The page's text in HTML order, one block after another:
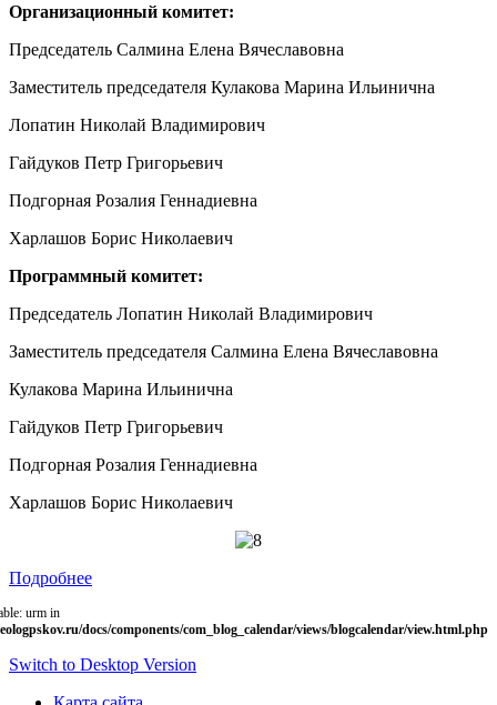
Организационный комитет:
Председатель Салмина Елена Вячеславовна
Заместитель председателя Кулакова Марина Ильинична
Лопатин Николай Владимирович
Гайдуков Петр Григорьевич
Подгорная Розалия Геннадиевна
Харлашов Борис Николаевич
Программный комитет:
Председатель Лопатин Николай Владимирович
Заместитель председателя Салмина Елена Вячеславовна
Кулакова Марина Ильинична
Гайдуков Петр Григорьевич
Подгорная Розалия Геннадиевна
Харлашов Борис Николаевич
Подробнее
urm in
docs/components/com_blog_calendar/views/blogcalendar/view.html.php
Switch to Desktop Version